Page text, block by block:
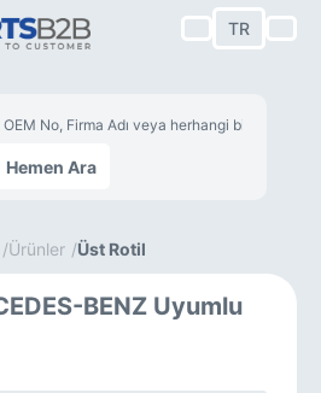
TR
Hemen Ara
Ürünler Üst Rotil
BENZ Uyumlu